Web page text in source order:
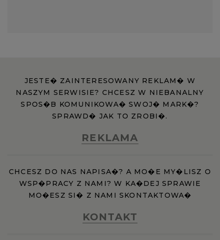
JESTE� ZAINTERESOWANY REKLAM� W
NASZYM SERWISIE? CHCESZ W NIEBANALNY
SPOS�B KOMUNIKOWA� SWOJ� MARK�?
SPRAWD� JAK TO ZROBI�.
REKLAMA
CHCESZ DO NAS NAPISA�? A MO�E MY�LISZ O
WSP�PRACY Z NAMI? W KA�DEJ SPRAWIE
MO�ESZ SI� Z NAMI SKONTAKTOWA�
KONTAKT